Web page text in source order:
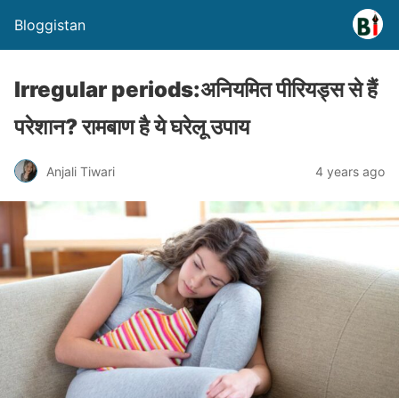
Bloggistan
Irregular periods:अनियमित पीरियड्स से हैं
परेशान? रामबाण है ये घरेलू उपाय
Anjali Tiwari 4 years ago